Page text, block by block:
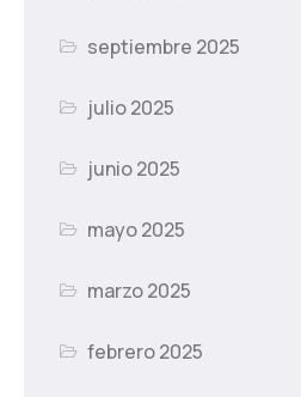
septiembre 2025
julio 2025
junio 2025
mayo 2025
marzo 2025
febrero 2025